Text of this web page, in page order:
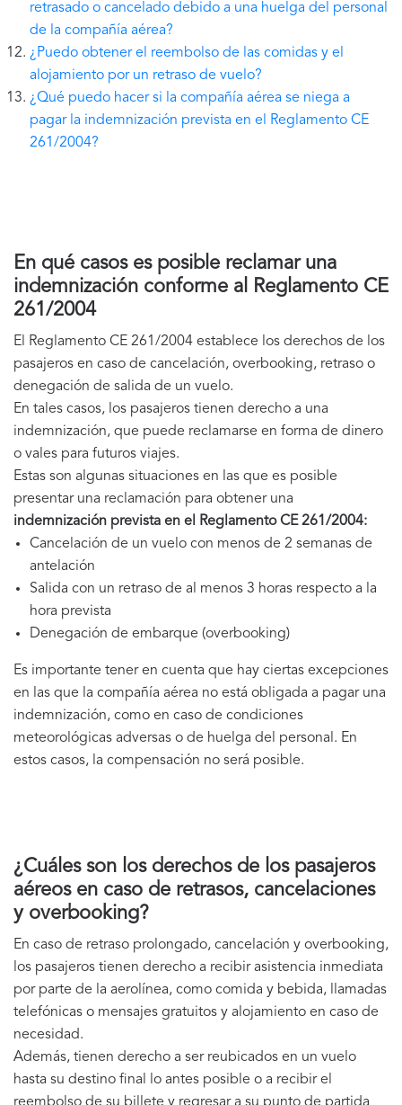
retrasado o cancelado debido a una huelga del personal
de la compañía aérea?
¿Puedo obtener el reembolso de las comidas y el
alojamiento por un retraso de vuelo?
¿Qué puedo hacer si la compañía aérea se niega a
pagar la indemnización prevista en el Reglamento CE
261/2004?
En qué casos es posible reclamar una
indemnización conforme al Reglamento CE
261/2004
El Reglamento CE 261/2004 establece los derechos de los
pasajeros en caso de cancelación, overbooking, retraso o
denegación de salida de un vuelo.
En tales casos, los pasajeros tienen derecho a una
indemnización, que puede reclamarse en forma de dinero
o vales para futuros viajes.
Estas son algunas situaciones en las que es posible
presentar una reclamación para obtener una
indemnización prevista en el Reglamento CE 261/2004:
Cancelación de un vuelo con menos de 2 semanas de
antelación
Salida con un retraso de al menos 3 horas respecto a la
hora prevista
Denegación de embarque (overbooking)
Es importante tener en cuenta que hay ciertas excepciones
en las que la compañía aérea no está obligada a pagar una
indemnización, como en caso de condiciones
meteorológicas adversas o de huelga del personal. En
estos casos, la compensación no será posible.
¿Cuáles son los derechos de los pasajeros
aéreos en caso de retrasos, cancelaciones
y overbooking?
En caso de retraso prolongado, cancelación y overbooking,
los pasajeros tienen derecho a recibir asistencia inmediata
por parte de la aerolínea, como comida y bebida, llamadas
telefónicas o mensajes gratuitos y alojamiento en caso de
necesidad.
Además, tienen derecho a ser reubicados en un vuelo
hasta su destino final lo antes posible o a recibir el